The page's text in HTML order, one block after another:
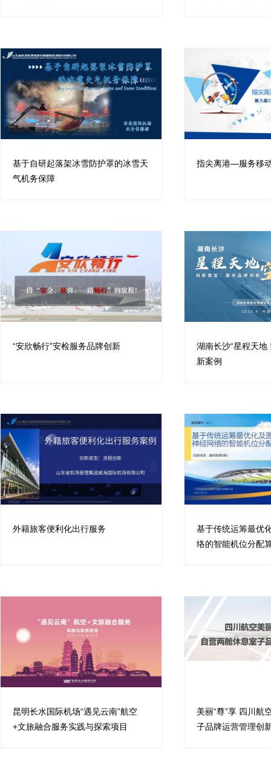
基于自研起落架冰雪防护罩的冰雪天
气机务保障
指尖离港—服务移
“安欣畅行”安检服务品牌创新
湖南长沙“星程天地
新案例
外籍旅客便利化出行服务
基于传统运筹最优
络的智能机位分配
昆明长水国际机场“遇见云南”航空
+文旅融合服务实践与探索项目
美丽“尊”享 四川航
子品牌运营管理创